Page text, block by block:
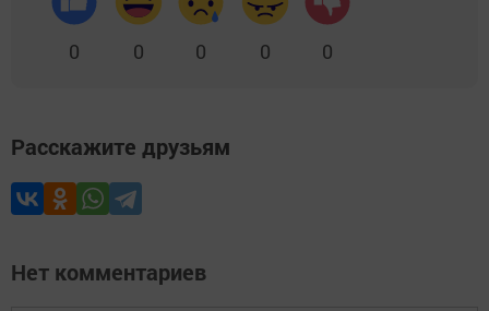
0 0 0 0 0
Расскажите друзьям
Нет комментариев